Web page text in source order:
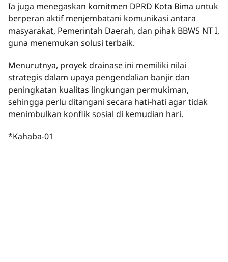
Ia juga menegaskan komitmen DPRD Kota Bima untuk
berperan aktif menjembatani komunikasi antara
masyarakat, Pemerintah Daerah, dan pihak BBWS NT I,
guna menemukan solusi terbaik.
Menurutnya, proyek drainase ini memiliki nilai
strategis dalam upaya pengendalian banjir dan
peningkatan kualitas lingkungan permukiman,
sehingga perlu ditangani secara hati-hati agar tidak
menimbulkan konflik sosial di kemudian hari.
*Kahaba-01